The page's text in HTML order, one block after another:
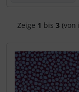
Zeige 1 bis 3(von